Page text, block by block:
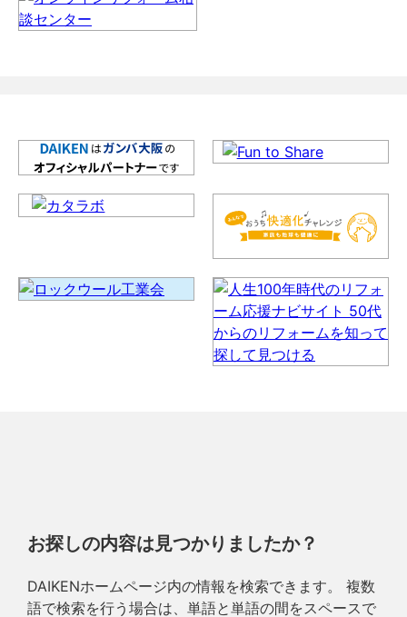
お探しの内容は見つかりましたか？
DAIKENホームページ内の情報を検索できます。 複数
語で検索を行う場合は、単語と単語の間をスペースで